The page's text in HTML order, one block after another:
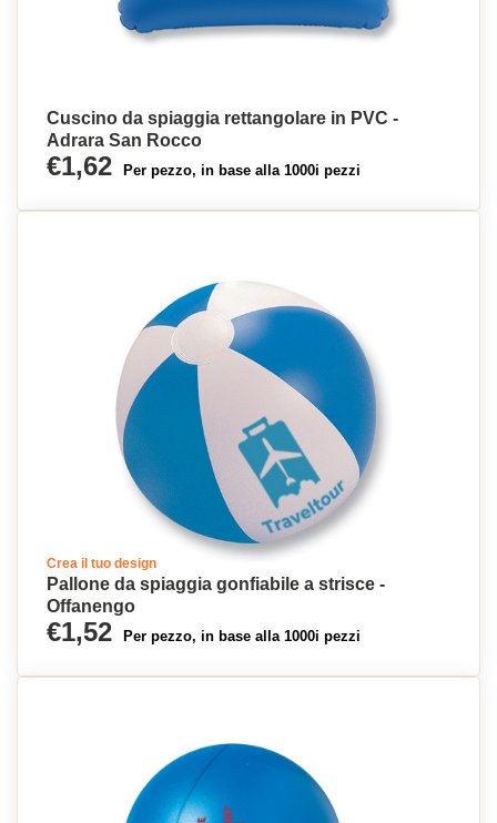
Cuscino da spiaggia rettangolare in PVC -
Adrara San Rocco
€1,62 Per pezzo, in base alla 1000i pezzi
Crea il tuo design
Pallone da spiaggia gonfiabile a strisce -
Offanengo
€1,52 Per pezzo, in base alla 1000i pezzi